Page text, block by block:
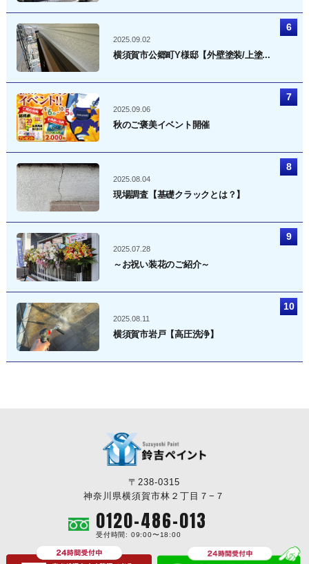
2025.09.02
横須賀市公郷町Y様邸【外壁塗装/上塗...
2025.09.06
秋のご褒美イベント開催
2025.08.04
現場調査【基礎クラックとは？】
2025.07.28
～お祝い装花のご紹介～
2025.08.11
横須賀市岩戸【高圧洗浄】
〒238-0315
神奈川県横須賀市林２丁目７−７
0120-486-013
受付時間: 09:00〜18:00